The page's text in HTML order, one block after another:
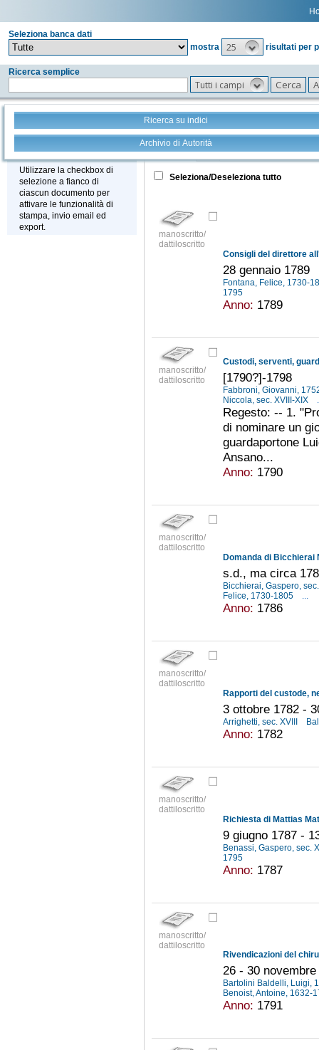
Seleziona banca dati
mostra
25 risultati per
Ricerca semplice
Tutti i campi
Ricerca su indici
Archivio di Autorità
Stampa - Email - Export
Utilizzare la checkbox di
selezione a fianco di
ciascun documento per
attivare le funzionalità di
stampa, invio email ed
export.
Tutto +
Seleziona/Deseleziona tutto
manoscritto/
dattiloscritto
28 gennaio 1789
Fontana, Felice, 1730-
1795
Anno: 1789
manoscritto/
dattiloscritto
Custodi, serventi,
[1790?]-1798
Fabbroni, Giovanni,
Niccola, sec. XVIII-XIX
Regesto: -- 1.
di nominare un
guardaportone
Ansano...
Anno: 1790
manoscritto/
dattiloscritto
s.d., ma circa
Bicchierai, Gaspero,
Felice, 1730-1805
...
Anno: 1786
manoscritto/
dattiloscritto
3 ottobre 1782 -
Arrighetti, sec. XVIII
Anno: 1782
manoscritto/
dattiloscritto
9 giugno 1787 -
Benassi, Gaspero, sec.
1795
Anno: 1787
manoscritto/
dattiloscritto
26 - 30 novembre
Bartolini Baldelli, Luigi,
Benoist, Antoine, 1632-
Anno: 1791